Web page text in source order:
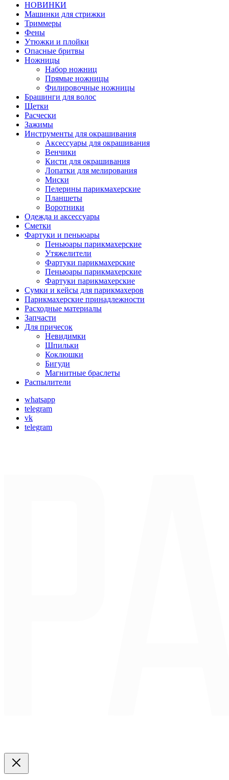
НОВИНКИ
Машинки для стрижки
Триммеры
Фены
Утюжки и плойки
Опасные бритвы
Ножницы
Набор ножниц
Прямые ножницы
Филировочные ножницы
Брашинги для волос
Щетки
Расчески
Зажимы
Инструменты для окрашивания
Аксессуары для окрашивания
Венчики
Кисти для окрашивания
Лопатки для мелирования
Миски
Пелерины парикмахерские
Планшеты
Воротники
Одежда и аксессуары
Сметки
Фартуки и пеньюары
Пеньюары парикмахерские
Утяжелители
Фартуки парикмахерские
Пеньюары парикмахерские
Фартуки парикмахерские
Сумки и кейсы для парикмахеров
Парикмахерские принадлежности
Расходные материалы
Запчасти
Для причесок
Невидимки
Шпильки
Коклюшки
Бигуди
Магнитные браслеты
Распылители
whatsapp
telegram
vk
telegram